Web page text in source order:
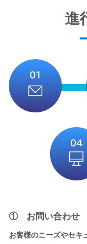
進
① お問い合わせ
お客様のニーズやセキ